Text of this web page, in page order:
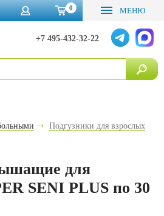
0 МЕНЮ
+7 495-432-32-22
Подгузники для взрослых
для
SENI PLUS по 30